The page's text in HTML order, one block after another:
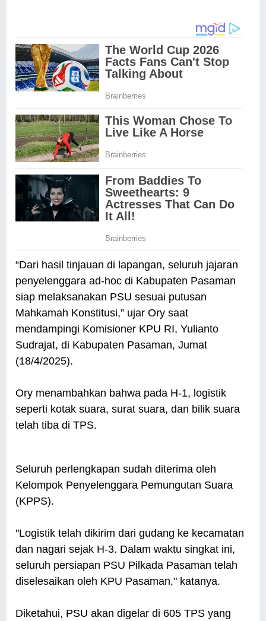
“Dari hasil tinjauan di lapangan, seluruh jajaran
penyelenggara ad-hoc di Kabupaten Pasaman
siap melaksanakan PSU sesuai putusan
Mahkamah Konstitusi,” ujar Ory saat
mendampingi Komisioner KPU RI, Yulianto
Sudrajat, di Kabupaten Pasaman, Jumat
(18/4/2025).
Ory menambahkan bahwa pada H-1, logistik
seperti kotak suara, surat suara, dan bilik suara
telah tiba di TPS.
Seluruh perlengkapan sudah diterima oleh
Kelompok Penyelenggara Pemungutan Suara
(KPPS).
"Logistik telah dikirim dari gudang ke kecamatan
dan nagari sejak H-3. Dalam waktu singkat ini,
seluruh persiapan PSU Pilkada Pasaman telah
diselesaikan oleh KPU Pasaman," katanya.
Diketahui, PSU akan digelar di 605 TPS yang